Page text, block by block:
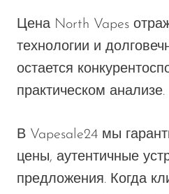
Цена North Vapes
технологии и
остается
практическом анализе.
В Vapesale24 мы
цены, аутентичные
предложения. Когда